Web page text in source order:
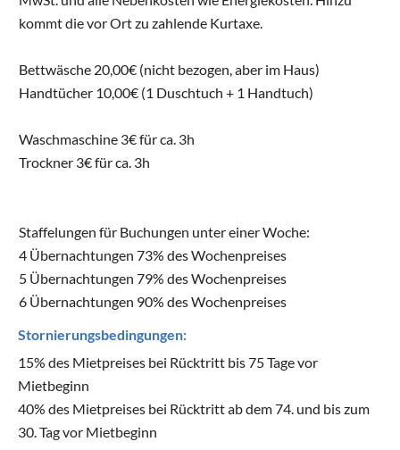
kommt die vor Ort zu zahlende Kurtaxe.
Bettwäsche 20,00€ (nicht bezogen, aber im Haus)
Handtücher 10,00€ (1 Duschtuch + 1 Handtuch)
Waschmaschine 3€ für ca. 3h
Trockner 3€ für ca. 3h
Staffelungen für Buchungen unter einer Woche:
4 Übernachtungen 73% des Wochenpreises
5 Übernachtungen 79% des Wochenpreises
6 Übernachtungen 90% des Wochenpreises
Stornierungsbedingungen:
15% des Mietpreises bei Rücktritt bis 75 Tage vor
Mietbeginn
40% des Mietpreises bei Rücktritt ab dem 74. und bis zum
30. Tag vor Mietbeginn